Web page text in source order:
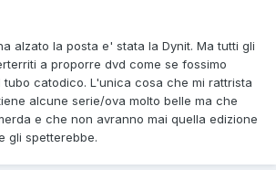
alzato la posta e' stata la Dynit. Ma tutti gli
a proporre dvd come se fossimo
catodico. L'unica cosa che mi rattrista
alcune serie/ova molto belle ma che
e che non avranno mai quella edizione
gli spetterebbe.